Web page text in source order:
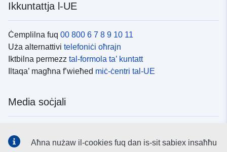
Ikkuntattja l-UE
Ċemplilna fuq 00 800 6 7 8 9 10 11
Uża alternattivi telefoniċi oħrajn
Iktbilna permezz tal-formola ta’ kuntatt
Iltaqa’ magħna f’wieħed miċ-ċentri tal-UE
Media soċjali
Aħna nużaw il-cookies fuq dan is-sit sabiex insaħħu